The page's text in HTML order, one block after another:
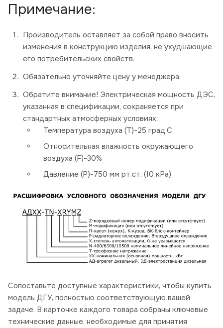
Примечание:
Производитель оставляет за собой право вносить
изменения в конструкцию изделия, не ухудшающие
его потребительских свойств.
Обязательно уточняйте цену у менеджера.
Обратите внимание! Электрическая мощность ДЭС,
указанная в спецификации, сохраняется при
стандартных атмосферных условиях:
Температура воздуха (Т)-25 град.С
Относительная влажность окружающего
воздуха (F)-30%
Давление (P)-750 мм рт.ст. (10 кРа)
Сопоставьте доступные характеристики, чтобы купить
модель ДГУ, полностью соответствующую вашей
задаче. В карточке каждого товара собраны ключевые
технические данные, необходимые для принятия